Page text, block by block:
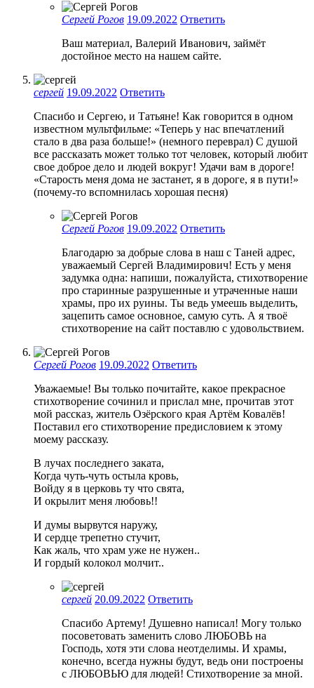
Сергей Рогов 19.09.2022 Ответить
Ваш материал, Валерий Иванович, займёт
достойное место на нашем сайте.
сергей 19.09.2022 Ответить
Спасибо и Сергею, и Татьяне! Как говорится в одном
известном мультфильме: «Теперь у нас впечатлений
стало в два раза больше!» (немного переврал) С душой
все рассказать может только тот человек, который любит
свое доброе дело и людей вокруг! Удачи вам в дороге!
«Старость меня дома не застанет, я в дороге, я в пути!»
(почему-то вспомнилась хорошая песня)
Сергей Рогов 19.09.2022 Ответить
Благодарю за добрые слова в наш с Таней адрес,
уважаемый Сергей Владимирович! Есть у меня
задумка одна: напиши, пожалуйста, стихотворение
про старинные разрушенные и утраченные наши
храмы, про их руины. Ты ведь умеешь выделить,
зацепить самое основное, самую суть. А я твоё
стихотворение на сайт поставлю с удовольствием.
Сергей Рогов 19.09.2022 Ответить
Уважаемые! Вы только почитайте, какое прекрасное
стихотворение сочинил и прислал мне, прочитав этот
мой рассказ, житель Озёрского края Артём Ковалёв!
Поставил его стихотворение предисловием к этому
моему рассказу.
В лучах последнего заката,
Когда чуть-чуть остыла кровь,
Войду я в церковь ту что свята,
И окрылит меня любовь!!
И думы вырвутся наружу,
И сердце трепетно стучит,
Как жаль, что храм уже не нужен..
И гордый колокол молчит..
сергей 20.09.2022 Ответить
Спасибо Артему! Душевно написал! Могу только
посоветовать заменить слово ЛЮБОВЬ на
Господь, хотя эти слова неотделимы. И храмы,
конечно, всегда нужны будут, ведь они построены
с ЛЮБОВЬЮ для людей! Стихотворение за мной.